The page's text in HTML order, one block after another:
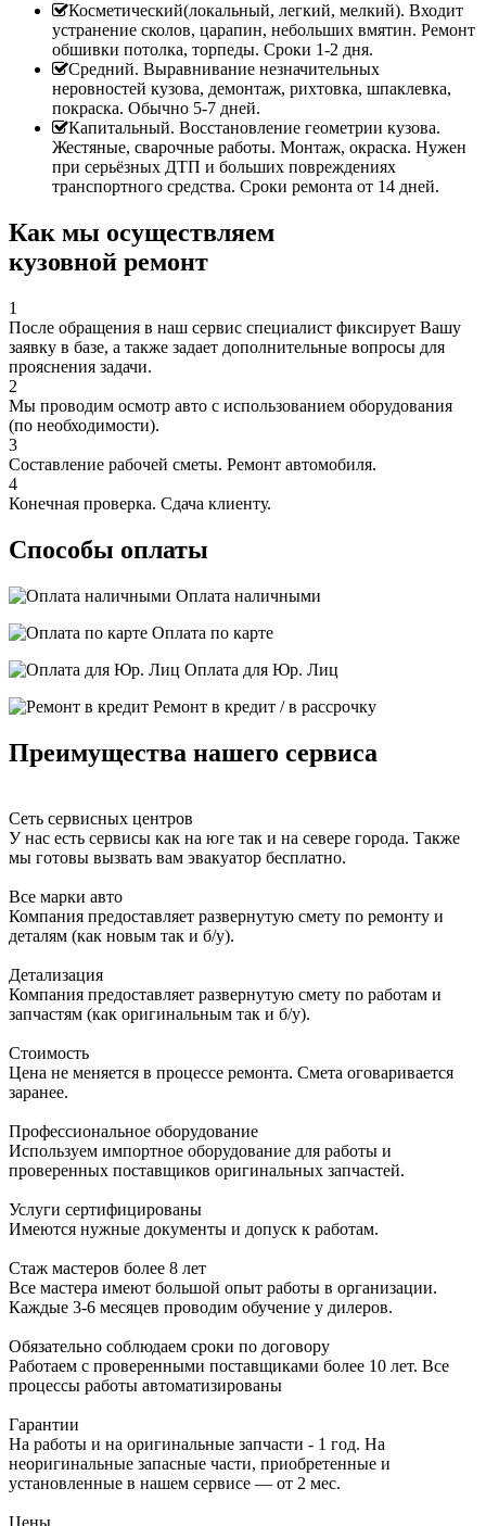
Косметический(локальный, легкий, мелкий). Входит
устранение сколов, царапин, небольших вмятин. Ремонт
обшивки потолка, торпеды. Сроки 1-2 дня.
Средний. Выравнивание незначительных
неровностей кузова, демонтаж, рихтовка, шпаклевка,
покраска. Обычно 5-7 дней.
Капитальный. Восстановление геометрии кузова.
Жестяные, сварочные работы. Монтаж, окраска. Нужен
при серьёзных ДТП и больших повреждениях
транспортного средства. Сроки ремонта от 14 дней.
Как мы осуществляем
кузовной ремонт
1
После обращения в наш сервис специалист фиксирует Вашу
заявку в базе, а также задает дополнительные вопросы для
прояснения задачи.
2
Мы проводим осмотр авто с использованием оборудования
(по необходимости).
3
Составление рабочей сметы. Ремонт автомобиля.
4
Конечная проверка. Сдача клиенту.
Способы оплаты
Оплата наличными
Оплата по карте
Оплата для Юр. Лиц
Ремонт в кредит / в рассрочку
Преимущества нашего сервиса
Сеть сервисных центров
У нас есть сервисы как на юге так и на севере города. Также
мы готовы вызвать вам эвакуатор бесплатно.
Все марки авто
Компания предоставляет развернутую смету по ремонту и
деталям (как новым так и б/у).
Детализация
Компания предоставляет развернутую смету по работам и
запчастям (как оригинальным так и б/у).
Стоимость
Цена не меняется в процессе ремонта. Смета оговаривается
заранее.
Профессиональное оборудование
Используем импортное оборудование для работы и
проверенных поставщиков оригинальных запчастей.
Услуги сертифицированы
Имеются нужные документы и допуск к работам.
Стаж мастеров более 8 лет
Все мастера имеют большой опыт работы в организации.
Каждые 3-6 месяцев проводим обучение у дилеров.
Обязательно соблюдаем сроки по договору
Работаем с проверенными поставщиками более 10 лет. Все
процессы работы автоматизированы
Гарантии
На работы и на оригинальные запчасти - 1 год. На
неоригинальные запасные части, приобретенные и
установленные в нашем сервисе — от 2 мес.
Цены